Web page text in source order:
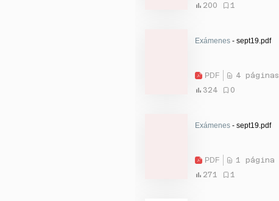
200
1
Exámenes - sept19.pdf
PDF
4 páginas
324
0
Exámenes - sept19.pdf
PDF
1 página
271
1